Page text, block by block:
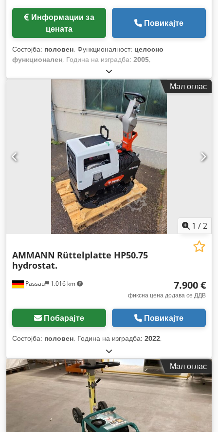
цената
Повикајте
Состојба: половен, Функционалност: целосно
функционален, Година на изградба: 2005,
Мал оглас
1 /2
Passau 1.016 km
AMMANN Rüttelplatte HP50.75
hydrostat.
7.900 €
фиксна цена додава се ДДВ
Побарајте Повикајте
Состојба: половен, Година на изградба: 2022,
Мал оглас